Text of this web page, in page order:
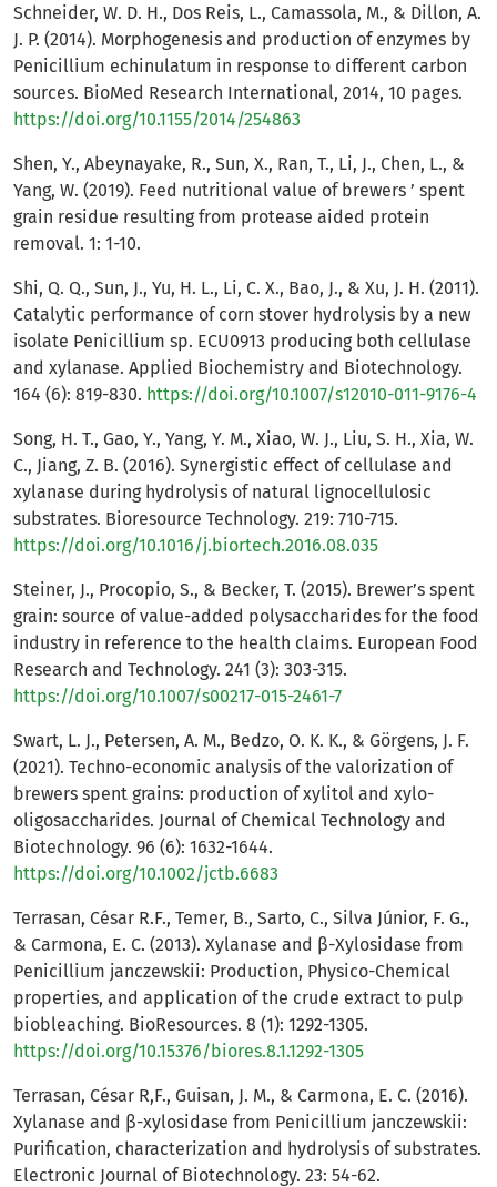
Schneider, W. D. H., Dos Reis, L., Camassola, M., & Dillon, A.
J. P. (2014). Morphogenesis and production of enzymes by
Penicillium echinulatum in response to different carbon
sources. BioMed Research International, 2014, 10 pages.
https://doi.org/10.1155/2014/254863
Shen, Y., Abeynayake, R., Sun, X., Ran, T., Li, J., Chen, L., &
Yang, W. (2019). Feed nutritional value of brewers ’ spent
grain residue resulting from protease aided protein
removal. 1: 1-10.
Shi, Q. Q., Sun, J., Yu, H. L., Li, C. X., Bao, J., & Xu, J. H. (2011).
Catalytic performance of corn stover hydrolysis by a new
isolate Penicillium sp. ECU0913 producing both cellulase
and xylanase. Applied Biochemistry and Biotechnology.
164 (6): 819-830. https://doi.org/10.1007/s12010-011-9176-4
Song, H. T., Gao, Y., Yang, Y. M., Xiao, W. J., Liu, S. H., Xia, W.
C., Jiang, Z. B. (2016). Synergistic effect of cellulase and
xylanase during hydrolysis of natural lignocellulosic
substrates. Bioresource Technology. 219: 710-715.
https://doi.org/10.1016/j.biortech.2016.08.035
Steiner, J., Procopio, S., & Becker, T. (2015). Brewer’s spent
grain: source of value-added polysaccharides for the food
industry in reference to the health claims. European Food
Research and Technology. 241 (3): 303-315.
https://doi.org/10.1007/s00217-015-2461-7
Swart, L. J., Petersen, A. M., Bedzo, O. K. K., & Görgens, J. F.
(2021). Techno-economic analysis of the valorization of
brewers spent grains: production of xylitol and xylo-
oligosaccharides. Journal of Chemical Technology and
Biotechnology. 96 (6): 1632-1644.
https://doi.org/10.1002/jctb.6683
Terrasan, César R.F., Temer, B., Sarto, C., Silva Júnior, F. G.,
& Carmona, E. C. (2013). Xylanase and β-Xylosidase from
Penicillium janczewskii: Production, Physico-Chemical
properties, and application of the crude extract to pulp
biobleaching. BioResources. 8 (1): 1292-1305.
https://doi.org/10.15376/biores.8.1.1292-1305
Terrasan, César R,F., Guisan, J. M., & Carmona, E. C. (2016).
Xylanase and β-xylosidase from Penicillium janczewskii:
Purification, characterization and hydrolysis of substrates.
Electronic Journal of Biotechnology. 23: 54-62.